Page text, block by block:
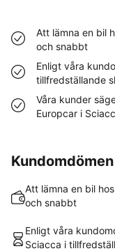
Att lämna en bil
och snabbt
Enligt våra
tillfredställande
Våra kunder
Europcar i
Kundomdömen
Att lämna en bil
och snabbt
Enligt våra
Sciacca i